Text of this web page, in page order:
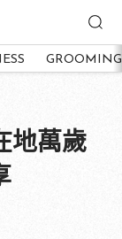
GROOMING
地萬歲